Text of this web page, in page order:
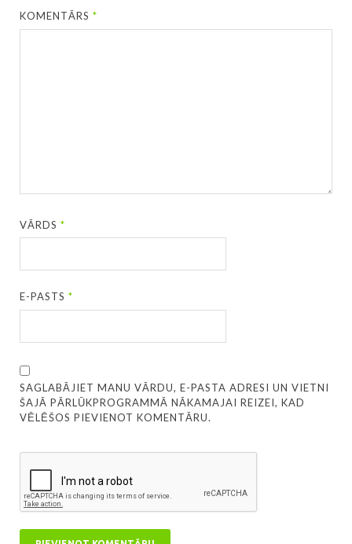
KOMENTĀRS*
VĀRDS*
E-PASTS*
SAGLABĀJIET MANU VĀRDU, E-PASTA ADRESI UN VIETNI
ŠAJĀ PĀRLŪKPROGRAMMĀ NĀKAMAJAI REIZEI, KAD
VĒLĒŠOS PIEVIENOT KOMENTĀRU.